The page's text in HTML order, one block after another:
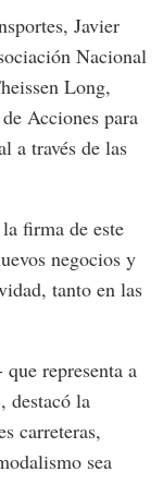
Javier
Nacional
Long,
Acciones para
a través de las
firma de este
negocios y
tanto en las
representa a
destacó la
carreteras,
sea